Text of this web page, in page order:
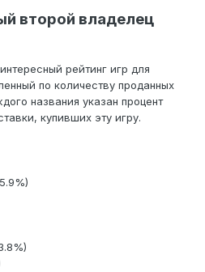
второй владелец
рейтинг игр для
по количеству проданных
названия указан процент
купивших эту игру.